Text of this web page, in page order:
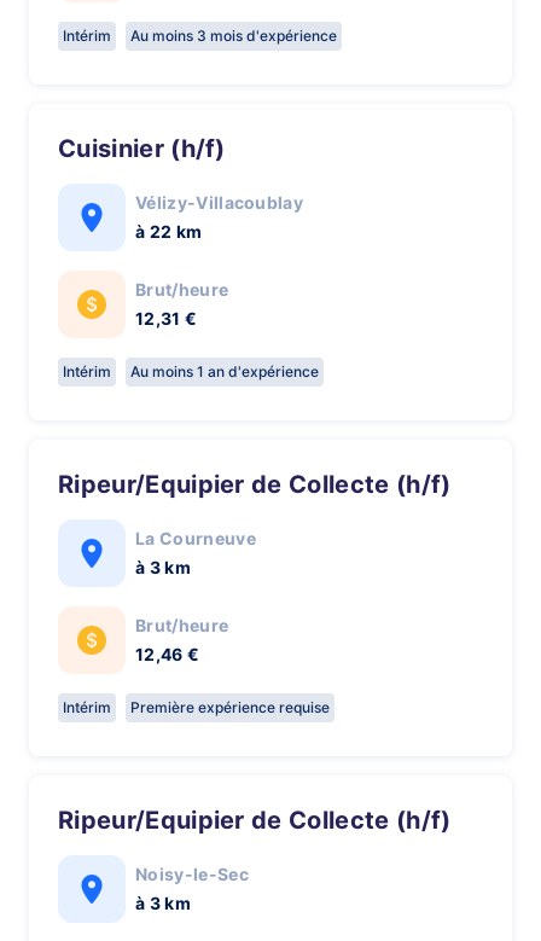
Intérim Au moins 3 mois d'expérience
Cuisinier (h/f)
Vélizy-Villacoublay
à 22 km
Brut/heure
12,31 €
Intérim Au moins 1 an d'expérience
Ripeur/Equipier de Collecte (h/f)
La Courneuve
à 3 km
Brut/heure
12,46 €
Intérim Première expérience requise
Ripeur/Equipier de Collecte (h/f)
Noisy-le-Sec
à 3 km